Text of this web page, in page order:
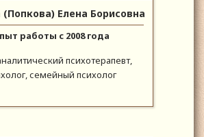
(Попкова) Елена Борисовна
работы с 2008 года
психотерапевт,
семейный психолог